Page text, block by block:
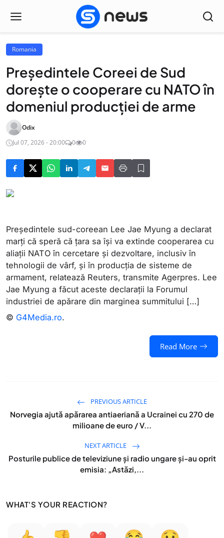
Romania
Preşedintele Coreei de Sud
doreşte o cooperare cu NATO în
domeniul producţiei de arme
Odix
Jul 07, 2026 - 20:00
0 0
Preşedintele sud-coreean Lee Jae Myung a declarat
marţi că speră că ţara sa îşi va extinde cooperarea cu
aliaţii NATO în cercetare şi dezvoltare, inclusiv în
tehnologii de vârf, şi în producţia de sisteme de
armament, relatează Reuters, transmite Agerpres. Lee
Jae Myung a făcut aceste declaraţii la Forumul
industriei de apărare din marginea summitului […]
© G4Media.ro.
Read More
PREVIOUS ARTICLE
Norvegia ajută apărarea antiaeriană a Ucrainei cu 270 de
milioane de euro / V...
NEXT ARTICLE
Posturile publice de televiziune şi radio ungare și-au oprit
emisia: „Astăzi,...
WHAT'S YOUR REACTION?